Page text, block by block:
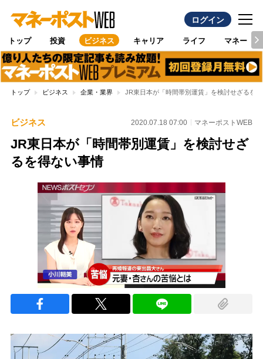
ログイン
トップ 投資 ビジネス キャリア ライフ マネー
トップ ビジネス 企業・業界 JR東日本が「時間帯別運賃」を検討せざるを
ビジネス 2020.07.18 07:00 マネーポストWEB
JR東日本が「時間帯別運賃」を検討せざ
るを得ない事情